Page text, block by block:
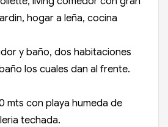
hogar a leña, cocina
y baño, dos habitaciones
los cuales dan al frente.
mts con playa humeda de
techada.